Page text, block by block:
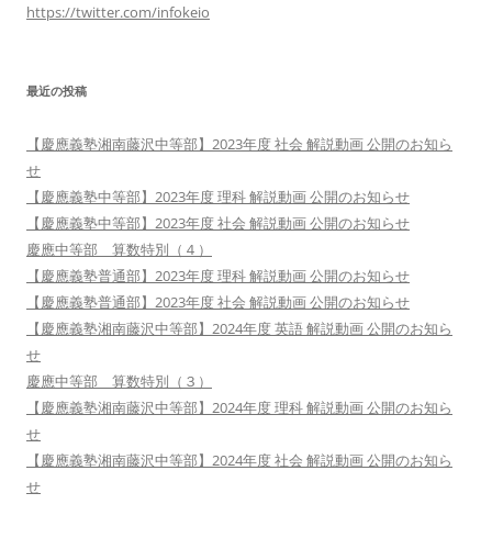
https://twitter.com/infokeio
最近の投稿
【慶應義塾湘南藤沢中等部】2023年度 社会 解説動画 公開のお知ら
せ
【慶應義塾中等部】2023年度 理科 解説動画 公開のお知らせ
【慶應義塾中等部】2023年度 社会 解説動画 公開のお知らせ
慶應中等部 算数特別（４）
【慶應義塾普通部】2023年度 理科 解説動画 公開のお知らせ
【慶應義塾普通部】2023年度 社会 解説動画 公開のお知らせ
【慶應義塾湘南藤沢中等部】2024年度 英語 解説動画 公開のお知ら
せ
慶應中等部 算数特別（３）
【慶應義塾湘南藤沢中等部】2024年度 理科 解説動画 公開のお知ら
せ
【慶應義塾湘南藤沢中等部】2024年度 社会 解説動画 公開のお知ら
せ